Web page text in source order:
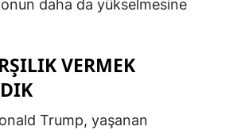
daha da yükselmesine
VERMEK
Trump, yaşanan